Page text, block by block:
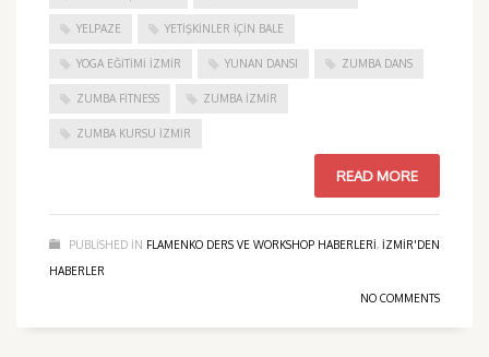
YELPAZE YETIŞKINLER IÇIN BALE
YOGA EĞITIMI İZMIR YUNAN DANSI ZUMBA DANS
ZUMBA FITNESS ZUMBA İZMIR
ZUMBA KURSU İZMIR
READ MORE
PUBLISHED IN FLAMENKO DERS VE WORKSHOP HABERLERI, IZMIR'DEN
HABERLER
NO COMMENTS